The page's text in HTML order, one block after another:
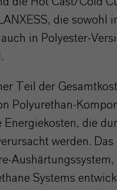
die sowohl
in Polyester-
Teil der
Polyurethan-
Energiekosten, die
werden. Das
Aushärtungssystem,
Systems